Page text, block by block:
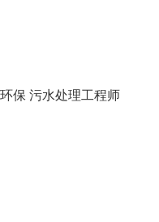
保 污水处理工程师